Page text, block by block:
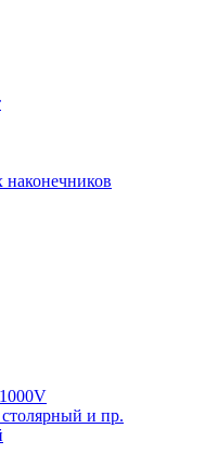
наконечников
и пр.